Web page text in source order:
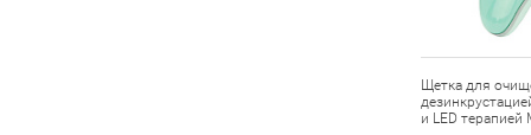
Щетка для
и LED терапией